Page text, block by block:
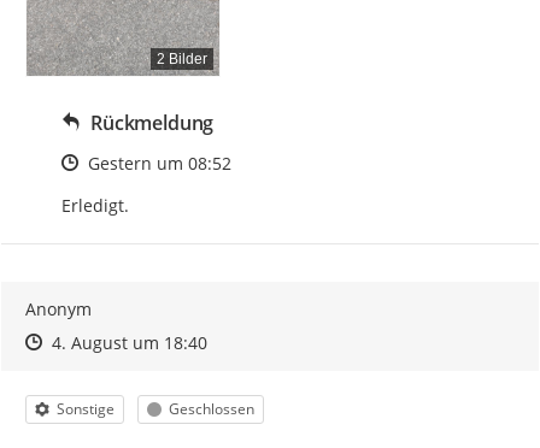
2 Bilder
Rückmeldung
Zeitpunkt des Erstellens
Gestern um 08:52
Erledigt.
Anonym
Zeitpunkt des Erstellens
Zeitpunkt des Erstellens
4. August um 18:40Zur Äußerung
Kategorie
Sonstige Status
Geschlossen